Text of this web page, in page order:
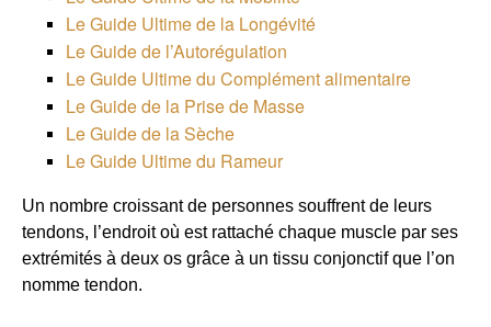
Le Guide Ultime de la Longévité
Le Guide de l’Autorégulation
Le Guide Ultime du Complément alimentaire
Le Guide de la Prise de Masse
Le Guide de la Sèche
Le Guide Ultime du Rameur
Un nombre croissant de personnes souffrent de leurs
tendons, l’endroit où est rattaché chaque muscle par ses
extrémités à deux os grâce à un tissu conjonctif que l’on
nomme tendon.